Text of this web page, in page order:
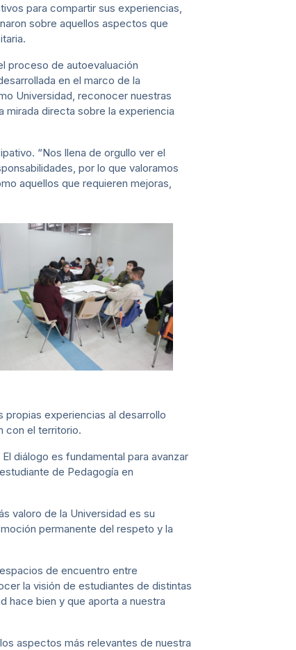
para compartir sus experiencias,
sobre aquellos aspectos que
proceso de autoevaluación
en el marco de la
Universidad, reconocer nuestras
mirada directa sobre la experiencia
“Nos llena de orgullo ver el
por lo que valoramos
aquellos que requieren mejoras,
experiencias al desarrollo
con el territorio.
diálogo es fundamental para avanzar
de Pedagogía en
valoro de la Universidad es su
permanente del respeto y la
de encuentro entre
la visión de estudiantes de distintas
hace bien y que aporta a nuestra
aspectos más relevantes de nuestra